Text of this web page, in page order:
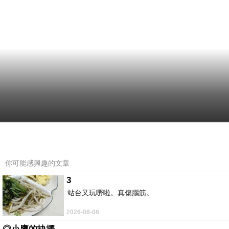
你可能感興趣的文章
3
站台又玩嘢啦。真傷腦筋。
2026-08-06